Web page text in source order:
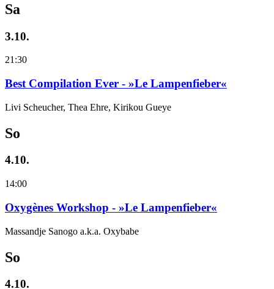
Sa
3.10.
21:30
Best Compilation Ever - »Le Lampenfieber«
Livi Scheucher, Thea Ehre, Kirikou Gueye
So
4.10.
14:00
Oxygènes Workshop - »Le Lampenfieber«
Massandje Sanogo a.k.a. Oxybabe
So
4.10.